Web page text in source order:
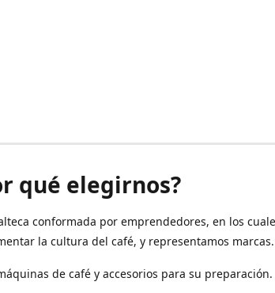
qué elegirnos?
conformada por emprendedores, en los
la cultura del café, y representamos marcas.
de café y accesorios para su preparación.